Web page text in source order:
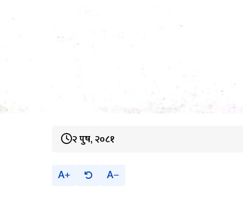
२ पुष, २०८१
A A